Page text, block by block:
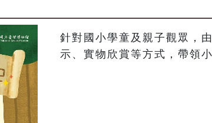
針對國小學童及親子觀眾，
示、實物欣賞等方式，帶領